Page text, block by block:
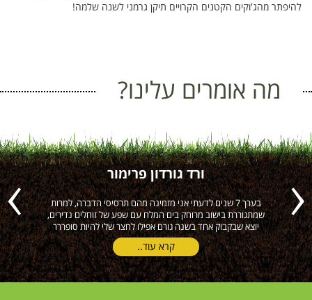
להיפתר מהג'וקים הקטנים הקרויים תיקן גרמני לשנה שלמה!
מה אומרים עלינו?
ורד גורדון פרימור
בערך 7 שנים לדעתי אני מזמינה מהם תרסיסי הדברה, למרות
שמתגוררת בישוב מרוחק בים המלח עם שפע של זוחלים נדירים,
יוצא שבקבוק אחד בשנה גורם אפילו לחצר שלי להיות סופררר
קרא עוד..